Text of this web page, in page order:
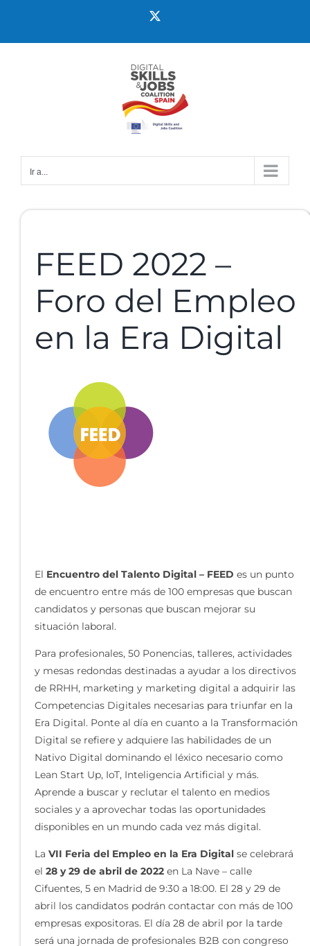
Ir a...
FEED 2022 –
Foro del Empleo
en la Era Digital
El Encuentro del Talento Digital – FEED es un punto
de encuentro entre más de 100 empresas que buscan
candidatos y personas que buscan mejorar su
situación laboral.
Para profesionales, 50 Ponencias, talleres, actividades
y mesas redondas destinadas a ayudar a los directivos
de RRHH, marketing y marketing digital a adquirir las
Competencias Digitales necesarias para triunfar en la
Era Digital. Ponte al día en cuanto a la Transformación
Digital se refiere y adquiere las habilidades de un
Nativo Digital dominando el léxico necesario como
Lean Start Up, IoT, Inteligencia Artificial y más.
Aprende a buscar y reclutar el talento en medios
sociales y a aprovechar todas las oportunidades
disponibles en un mundo cada vez más digital.
La VII Feria del Empleo en la Era Digital se celebrará
el 28 y 29 de abril de 2022 en La Nave – calle
Cifuentes, 5 en Madrid de 9:30 a 18:00. El 28 y 29 de
abril los candidatos podrán contactar con más de 100
empresas expositoras. El día 28 de abril por la tarde
será una jornada de profesionales B2B con congreso